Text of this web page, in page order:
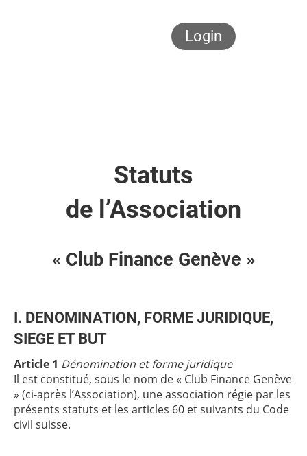
Login
Statuts
de l’Association
« Club Finance Genève »
I. DENOMINATION, FORME JURIDIQUE,
SIEGE ET BUT
Article 1 Dénomination et forme juridique
Il est constitué, sous le nom de « Club Finance Genève
» (ci-après l’Association), une association régie par les
présents statuts et les articles 60 et suivants du Code
civil suisse.